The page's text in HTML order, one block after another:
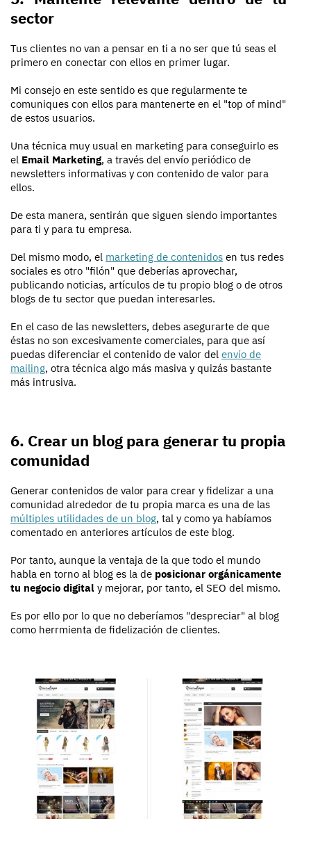
sector
Tus clientes no van a pensar en ti a no ser que tú seas el
primero en conectar con ellos en primer lugar.
Mi consejo en este sentido es que regularmente te
comuniques con ellos para mantenerte en el "top of mind"
de estos usuarios.
Una técnica muy usual en marketing para conseguirlo es
el Email Marketing, a través del envío periódico de
newsletters informativas y con contenido de valor para
ellos.
De esta manera, sentirán que siguen siendo importantes
para ti y para tu empresa.
Del mismo modo, el marketing de contenidos en tus redes
sociales es otro "filón" que deberías aprovechar,
publicando noticias, artículos de tu propio blog o de otros
blogs de tu sector que puedan interesarles.
En el caso de las newsletters, debes asegurarte de que
éstas no son excesivamente comerciales, para que así
puedas diferenciar el contenido de valor del envío de
mailing, otra técnica algo más masiva y quizás bastante
más intrusiva.
6. Crear un blog para generar tu propia
comunidad
Generar contenidos de valor para crear y fidelizar a una
comunidad alrededor de tu propia marca es una de las
múltiples utilidades de un blog, tal y como ya habíamos
comentado en anteriores artículos de este blog.
Por tanto, aunque la ventaja de la que todo el mundo
habla en torno al blog es la de posicionar orgánicamente
tu negocio digital y mejorar, por tanto, el SEO del mismo.
Es por ello por lo que no deberíamos "despreciar" al blog
como herrmienta de fidelización de clientes.